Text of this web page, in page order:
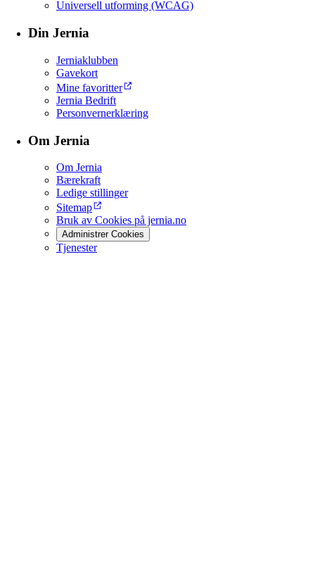
Universell utforming (WCAG)
Din Jernia
Jerniaklubben
Gavekort
Mine favoritter
Jernia Bedrift
Personvernerklæring
Om Jernia
Om Jernia
Bærekraft
Ledige stillinger
Sitemap
Bruk av Cookies på jernia.no
Administrer Cookies
Tjenester